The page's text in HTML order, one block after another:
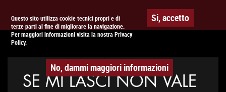
Questo sito utilizza cookie tecnici propri e di
terze parti al fine di migliorare la navigazione.
Per maggiori informazioni visita la nostra Privacy
Policy.
Si, accetto
No, dammi maggiori informazioni
APPUNTAMENTO AL CINEMA
SE MI LASCI NON VALE